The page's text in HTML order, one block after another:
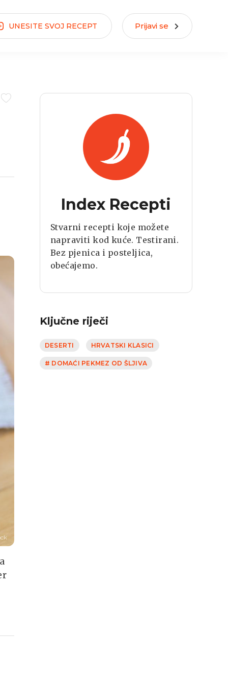
UNESITE SVOJ RECEPT Prijavi se
Index Recepti
Stvarni recepti koje možete
napraviti kod kuće. Testirani.
Bez pjenica i posteljica,
obećajemo.
Ključne riječi
DESERTI HRVATSKI KLASICI
# DOMAĆI PEKMEZ OD ŠLJIVA